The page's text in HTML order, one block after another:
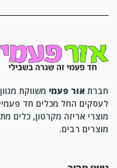
חברת אור פעמי משווקת
לעסקים החל מכלים חד פעמיים,
מוצרי אריזה מקרטון, כלים
מוצרים רבים.